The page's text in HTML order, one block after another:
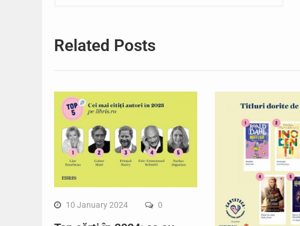
Related Posts
10 January 2024 0